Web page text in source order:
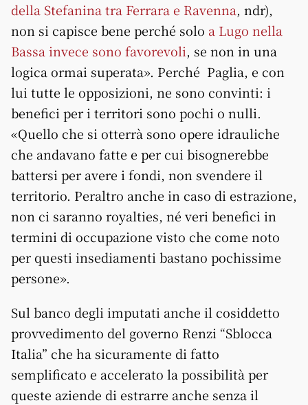
della Stefanina tra Ferrara e Ravenna, ndr),
non si capisce bene perché solo a Lugo nella
Bassa invece sono favorevoli, se non in una
logica ormai superata». Perché Paglia, e con
lui tutte le opposizioni, ne sono convinti: i
benefici per i territori sono pochi o nulli.
«Quello che si otterrà sono opere idrauliche
che andavano fatte e per cui bisognerebbe
battersi per avere i fondi, non svendere il
territorio. Peraltro anche in caso di estrazione,
non ci saranno royalties, né veri benefici in
termini di occupazione visto che come noto
per questi insediamenti bastano pochissime
persone».
Sul banco degli imputati anche il cosiddetto
provvedimento del governo Renzi “Sblocca
Italia” che ha sicuramente di fatto
semplificato e accelerato la possibilità per
queste aziende di estrarre anche senza il